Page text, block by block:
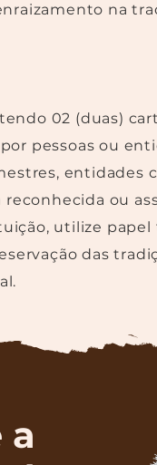
na
02 (duas)
pessoas ou
entidades
ou
utilize
das
a